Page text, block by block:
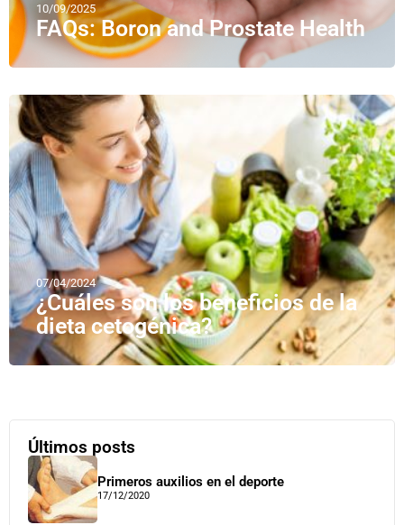
10/09/2025
FAQs: Boron and Prostate Health
07/04/2024
¿Cuáles son los beneficios de la
dieta cetogénica?
Últimos posts
Primeros auxilios en el deporte
17/12/2020